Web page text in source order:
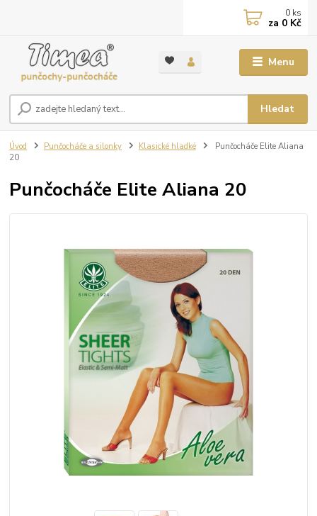
Menu
Hledat
0 ks
za 0 Kč
Úvod Punčocháče a silonky Klasické hladké
Punčocháče Elite Aliana
20
Punčocháče Elite Aliana 20